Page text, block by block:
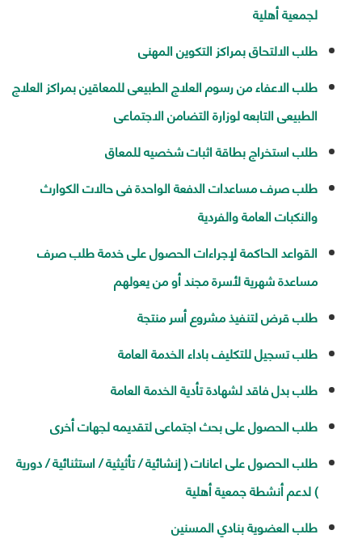
لجمعية أهلية
طلب الالتحاق بمراكز التكوين المهنى
طلب الاعفاء من رسوم العلاج الطبيعى للمعاقين بمراكز العلاج
الطبيعى التابعه لوزارة التضامن الاجتماعى
طلب استخراج بطاقة اثبات شخصيه للمعاق
طلب صرف مساعدات الدفعة الواحدة فى حالات الكوارث
والنكبات العامة والفردية
القواعد الحاكمة لإجراءات الحصول على خدمة طلب صرف
مساعدة شهرية لأسرة مجند أو من يعولهم
طلب قرض لتنفيذ مشروع أسر منتجة
طلب تسجيل للتكليف باداء الخدمة العامة
طلب بدل فاقد لشهادة تأدية الخدمة العامة
طلب الحصول على بحث اجتماعى لتقديمه لجهات أخرى
طلب الحصول على اعانات ( إنشائية / تأثيثية / استثنائية / دورية
) لدعم أنشطة جمعية أهلية
طلب العضوية بنادي المسنين